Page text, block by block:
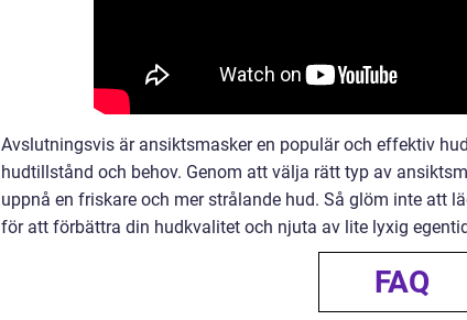
Avslutningsvis är ansiktsmasker en populär och effektiv
hudtillstånd och behov. Genom att välja rätt typ av
uppnå en friskare och mer strålande hud. Så glöm inte att
för att förbättra din hudkvalitet och njuta av lite lyxig
FAQ